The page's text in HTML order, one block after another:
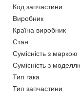
Код запчастини
Виробник
Країна виробник
Стан
Сумісність з маркою
Сумісність з
Тип гака
Тип запчастини